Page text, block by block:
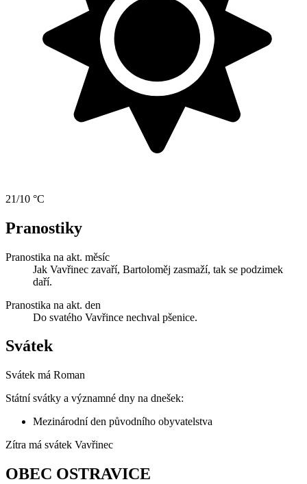
21/10 °C
Pranostiky
Pranostika na akt. měsíc
Jak Vavřinec zavaří, Bartoloměj zasmaží, tak se podzimek
daří.
Pranostika na akt. den
Do svatého Vavřince nechval pšenice.
Svátek
Svátek má Roman
Státní svátky a významné dny na dnešek:
Mezinárodní den původního obyvatelstva
Zítra má svátek Vavřinec
OBEC OSTRAVICE